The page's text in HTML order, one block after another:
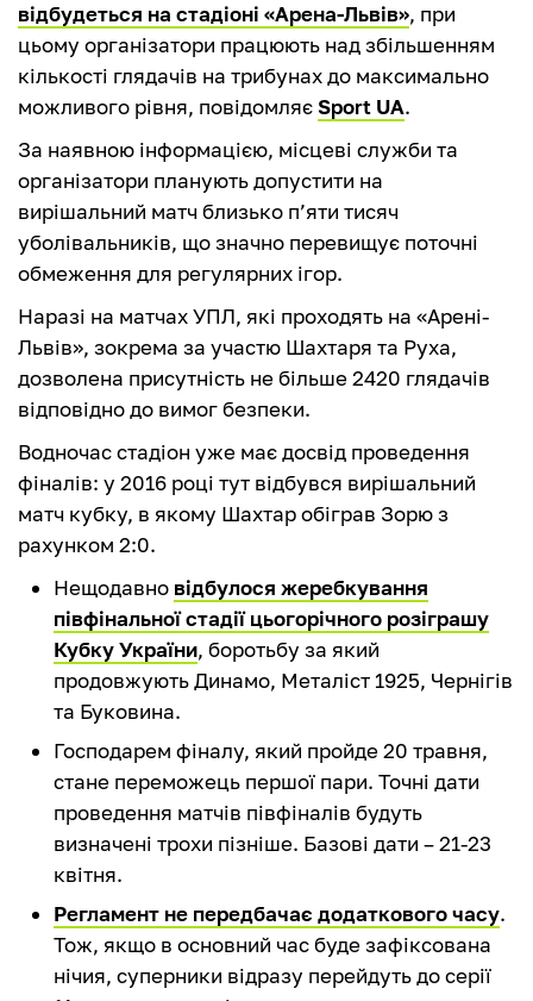
відбудеться на стадіоні «Арена-Львів», при
цьому організатори працюють над збільшенням
кількості глядачів на трибунах до максимально
можливого рівня, повідомляє Sport UA.
За наявною інформацією, місцеві служби та
організатори планують допустити на
вирішальний матч близько п’яти тисяч
уболівальників, що значно перевищує поточні
обмеження для регулярних ігор.
Наразі на матчах УПЛ, які проходять на «Арені-
Львів», зокрема за участю Шахтаря та Руха,
дозволена присутність не більше 2420 глядачів
відповідно до вимог безпеки.
Водночас стадіон уже має досвід проведення
фіналів: у 2016 році тут відбувся вирішальний
матч кубку, в якому Шахтар обіграв Зорю з
рахунком 2:0.
Нещодавно відбулося жеребкування
півфінальної стадії цьогорічного розіграшу
Кубку України, боротьбу за який
продовжують Динамо, Металіст 1925, Чернігів
та Буковина.
Господарем фіналу, який пройде 20 травня,
стане переможець першої пари. Точні дати
проведення матчів півфіналів будуть
визначені трохи пізніше. Базові дати – 21-23
квітня.
Регламент не передбачає додаткового часу.
Тож, якщо в основний час буде зафіксована
нічия, суперники відразу перейдуть до серії